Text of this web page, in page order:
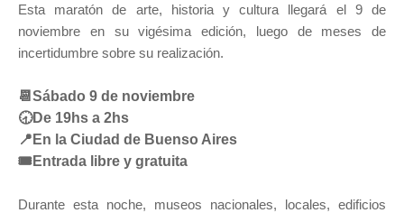
Esta maratón de arte, historia y cultura llegará el 9 de
noviembre en su vigésima edición, luego de meses de
incertidumbre sobre su realización.
📆Sábado 9 de noviembre
🕣De 19hs a 2hs
📍En la Ciudad de Buenso Aires
🎟Entrada libre y gratuita
Durante esta noche, museos nacionales, locales, edificios